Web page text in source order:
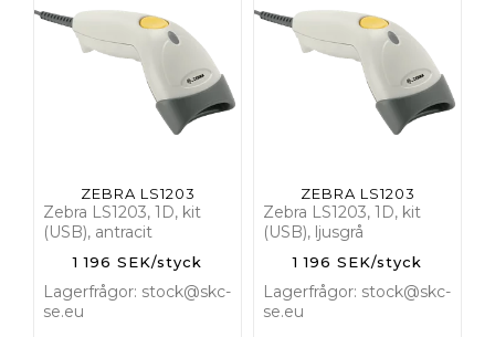
ZEBRA LS1203
Zebra LS1203, 1D, kit
(USB), antracit
1 196 SEK/styck
Lagerfrågor: stock@skc-
se.eu
ZEBRA LS1203
Zebra LS1203, 1D, kit
(USB), ljusgrå
1 196 SEK/styck
Lagerfrågor: stock@skc-
se.eu